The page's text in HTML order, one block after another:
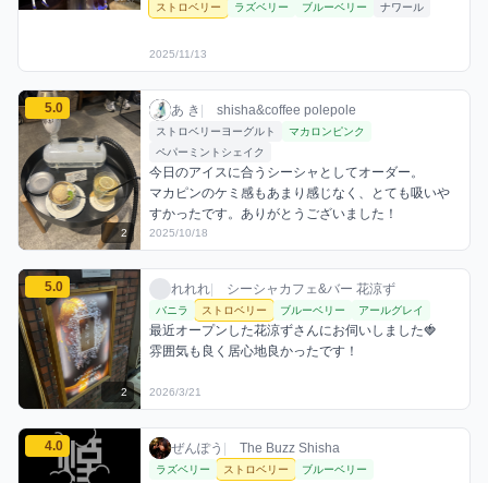
ストロベリー ラズベリー ブルーベリー ナワール
2025/11/13
あ きのストロベリーミックスを見る
5.0
2
あ き / お店シーシャ / 2025年10月18日
あ き shisha&coffee polepole
利用フレーバー
ストロベリーヨーグルト
マカロンピンク
ペパーミントシェイク
コメント
今日のアイスに合うシーシャとしてオーダー。
マカピンのケミ感もあまり感じなく、とても吸いや
すかったです。ありがとうございました！
評価
2025/10/18
れれれのストロベリーミックスを見る
5.0
2
れれれ / お店シーシャ / 2026年3月21日
れれれ シーシャカフェ&バー 花涼ず
利用フレーバー
バニラ ストロベリー ブルーベリー アールグレイ
コメント
最近オープンした花涼ずさんにお伺いしました🍓
雰囲気も良く居心地良かったです！
評価
2026/3/21
ぜんぽうのストロベリーミックスを見る
4.0 ぜんぽう / お店シーシャ / 2025年11月8日
ぜんぽう The Buzz Shisha
利用フレーバー
ラズベリー ストロベリー ブルーベリー
評価